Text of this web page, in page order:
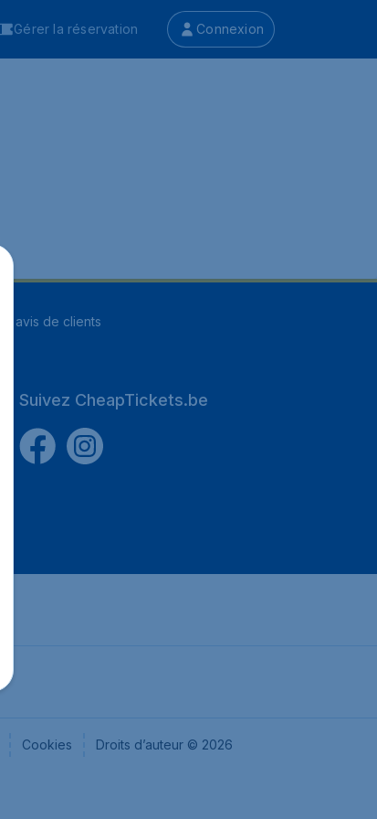
Gérer la réservation Connexion
avis de clients
Suivez CheapTickets.be
Cookies Droits d’auteur © 2026